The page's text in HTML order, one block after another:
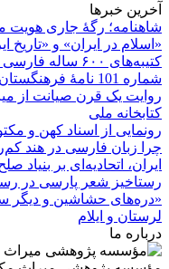
آخرین خبرها
شاهنامه؛ رگۀ جاری هویت
«اسلام در ایران» و «تاریخ
کتیبه‌های ۶۰۰ ساله فارسی در هندوستان
شماره 101 نامۀ فرهنگستان منتشر شد
روایت یک قرن صیانت از
کتابخانه ملی
رونمایی از اسناد کهن و
چرا زبان فارسی در هند
ایران، اتحادیه‌ای بر
رستاخیز شعر پارسی در
«دره‌های حشاشین و دیگر
لرستان و ایلام
درباره ما